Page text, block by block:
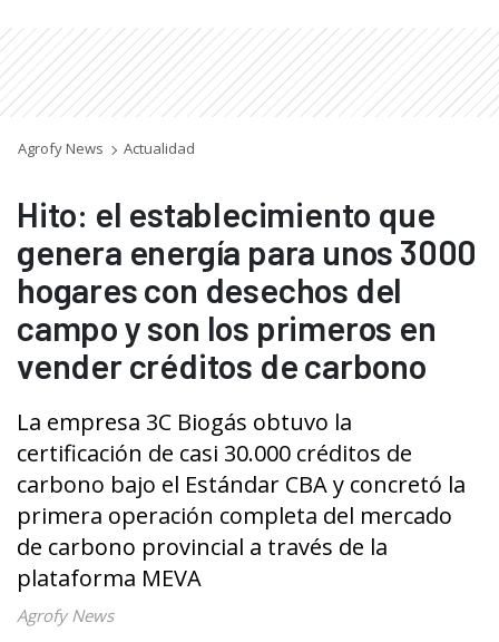
Agrofy News Actualidad
Hito: el establecimiento que
genera energía para unos 3000
hogares con desechos del
campo y son los primeros en
vender créditos de carbono
La empresa 3C Biogás obtuvo la
certificación de casi 30.000 créditos de
carbono bajo el Estándar CBA y concretó la
primera operación completa del mercado
de carbono provincial a través de la
plataforma MEVA
Agrofy News